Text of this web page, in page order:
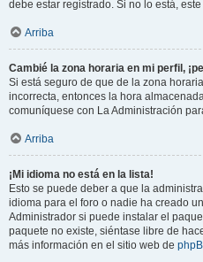
debe estar registrado. Si no lo está,
Arriba
Cambié la zona horaria en mi perfil,
Si está seguro de que de la zona
incorrecta, entonces la hora
comuníquese con La Administración
Arriba
¡Mi idioma no está en la lista!
Esto se puede deber a que la
idioma para el foro o nadie ha creado
Administrador si puede instalar el
paquete no existe, siéntase libre de
más información en el sitio web de